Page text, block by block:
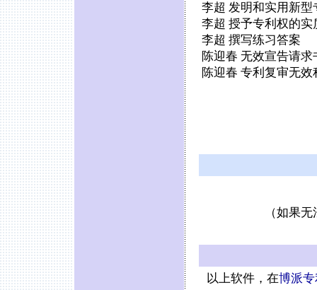
李超 发明和实用新
李超 授予专利权的实
李超 撰写练习答案
陈迎春 无效宣告请
陈迎春 专利复审无效
（如果
以上软件，在博派